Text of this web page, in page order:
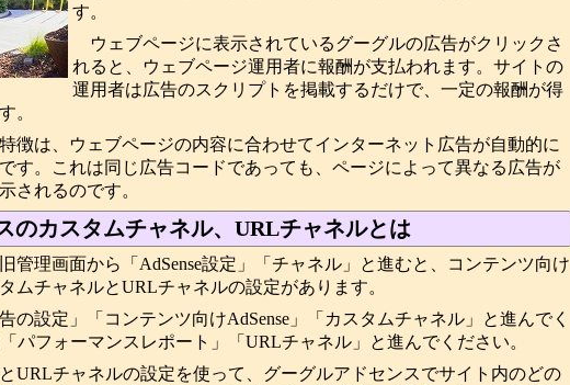
す。
ウェブページに表示されているグーグルの広告がクリックさ
れると、ウェブページ運用者に報酬が支払われます。サイトの
運用者は広告のスクリプトを掲載するだけで、一定の報酬が得
。
徴は、ウェブページの内容に合わせてインターネット広告が自動的に
す。これは同じ広告コードであっても、ページによって異なる広告が
されるのです。
のカスタムチャネル、URLチャネルとは
管理画面から「AdSense設定」「チャネル」と進むと、コンテンツ向け
ムチャネルとURLチャネルの設定があります。
の設定」「コンテンツ向けAdSense」「カスタムチャネル」と進んでく
パフォーマンスレポート」「URLチャネル」と進んでください。
URLチャネルの設定を使って、グーグルアドセンスでサイト内のどの